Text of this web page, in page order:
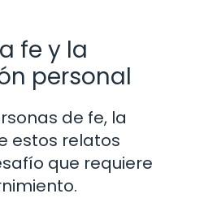
fe y la
personal
de fe, la
estos relatos
que requiere